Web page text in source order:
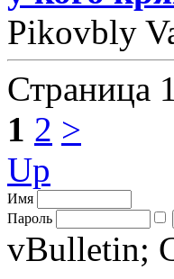
Pikovbly
Страница
1 2 >
Up
Имя
Пароль
vBulletin;